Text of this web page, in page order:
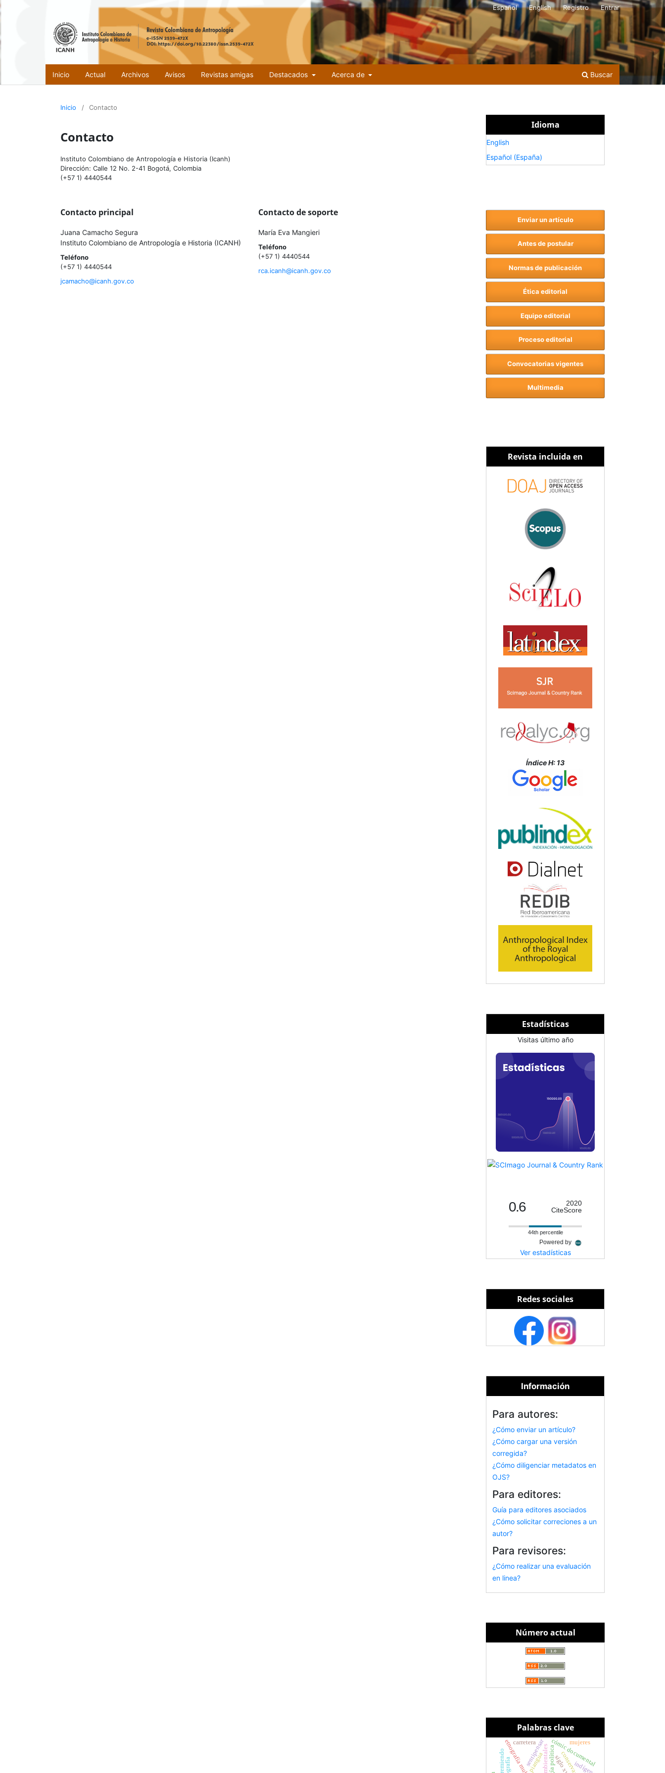
Inicio Actual Archivos Avisos Revistas amigas Destacados Acerca de Buscar
Español English Registro Entrar
Inicio / Contacto
Contacto
Instituto Colombiano de Antropología e Historia (Icanh)
Dirección: Calle 12 No. 2-41 Bogotá, Colombia
(+57 1) 4440544
Contacto principal
Juana Camacho Segura
Instituto Colombiano de Antropología e Historia (ICANH)
Teléfono
(+57 1) 4440544
jcamacho@icanh.gov.co
Contacto de soporte
María Eva Mangieri
Teléfono
(+57 1) 4440544
rca.icanh@icanh.gov.co
Idioma
English
Español (España)
Enviar un artículo
Antes de postular
Normas de publicación
Ética editorial
Equipo editorial
Proceso editorial
Convocatorias vigentes
Multimedia
Revista incluida en
Índice H: 13
Estadísticas
Visitas último año
0.6
2020
CiteScore
44th percentile
Powered by
Ver estadísticas
Redes sociales
Información
Para autores:
¿Cómo enviar un artículo?
¿Cómo cargar una versión
corregida?
¿Cómo diligenciar metadatos en
OJS?
Para editores:
Guía para editores asociados
¿Cómo solicitar correciones a un
autor?
Para revisores:
¿Cómo realizar una evaluación
en linea?
Número actual
Palabras clave
sentipensarcómic documental
piangua
carretera
remiendo
mujeres